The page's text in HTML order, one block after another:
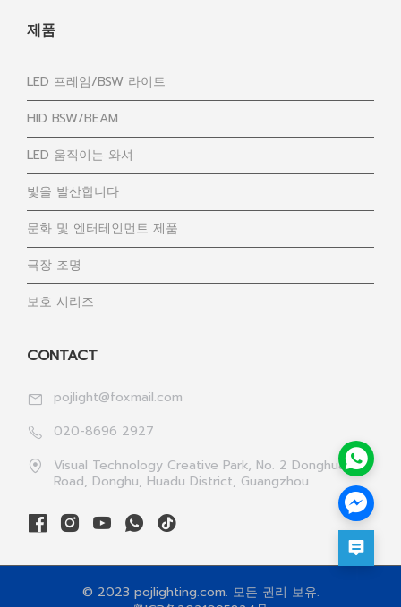
제품
LED 프레임/BSW 라이트
HID BSW/BEAM
LED 움직이는 와셔
빛을 발산합니다
문화 및 엔터테인먼트 제품
극장 조명
보호 시리즈
CONTACT
pojlight@foxmail.com
020-8696 2927
Visual Technology Creative Park, No. 2 Donghua 1st
Road, Donghu, Huadu District, Guangzhou
© 2023 pojlighting.com. 모든 권리 보유.